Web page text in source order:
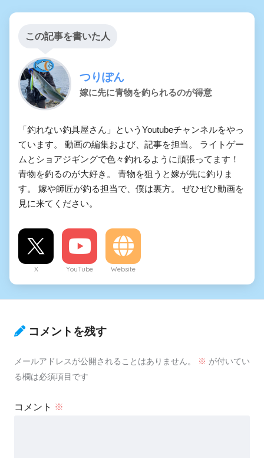
この記事を書いた人
つりぽん
嫁に先に青物を釣られるのが得意
「釣れない釣具屋さん」というYoutubeチャンネルをやっ
ています。 動画の編集および、記事を担当。 ライトゲー
ムとショアジギングで色々釣れるように頑張ってます！
青物を釣るのが大好き。 青物を狙うと嫁が先に釣りま
す。 嫁や師匠が釣る担当で、僕は裏方。 ぜひぜひ動画を
見に来てください。
X YouTube Website
コメントを残す
メールアドレスが公開されることはありません。 ※ が付いてい
る欄は必須項目です
コメント ※